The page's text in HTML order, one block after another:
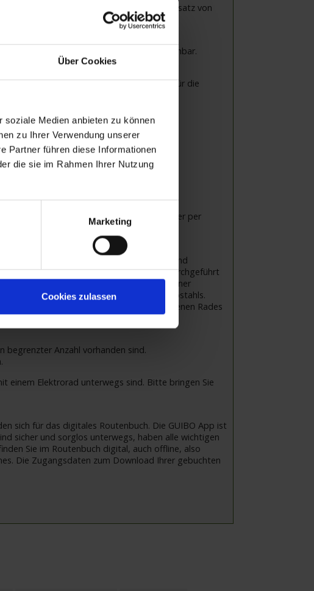
Über Cookies
Medien anbieten zu können
zu Ihrer Verwendung unserer
Partner führen diese Informationen
die sie im Rahmen Ihrer Nutzung
Marketing
Cookies zulassen
Der ausschließliche Einsatz von
Schaltung: robust und leicht bedienbar.
45 / 50 / 55 cm • Mindestkörpergröße für die
bzw. der Kapitän ist ansonsten immer per
jede Haftung für Verlust, Diebstahl und
müssen von Ihnen selbst durchgeführt
empfehlen Ihnen deshalb den Abschluss einer
Fällen die Regulierung eines Fahrraddiebstahls.
gültig ist. Für den Transport Ihres eigenen Rades
begrenzter Anzahl vorhanden sind.
einem Elektrorad unterwegs sind. Bitte bringen Sie
sich für das digitales Routenbuch. Die GUIBO App ist
sicher und sorglos unterwegs, haben alle wichtigen
Sie im Routenbuch digital, auch offline, also
Die Zugangsdaten zum Download Ihrer gebuchten